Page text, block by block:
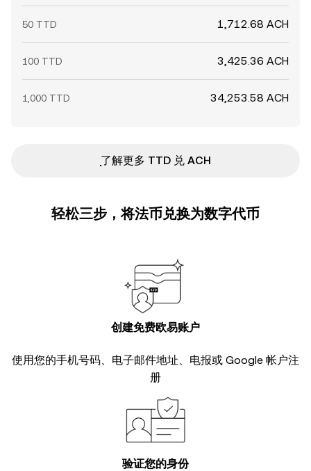
50 TTD 1,712.68 ACH
100 TTD 3,425.36 ACH
1,000 TTD 34,253.58 ACH
ִִִִִִִִִִִִִִִִִִִִִִִִִִִִִִִִִִִִִִִִִִִִִִִ了解更多 TTD 兑 ACH
轻松三步，将法币兑换为数字代币
创建免费欧易账户
使用您的手机号码、电子邮件地址、电报或 Google 帐户注
册
验证您的身份